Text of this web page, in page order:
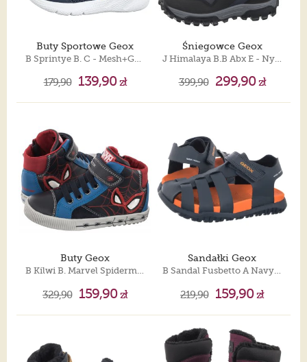
Buty Sportowe Geox
B Sprintye B. C - Mesh+Geobuck Navy/Yellow B454UC 01454 C0657
179,90 139,90zł
Śniegowce Geox
J Himalaya B.B Abx E - Nyl+Dbk Navy J46FRE 0FU50 C4002
399,90 299,90zł
Buty Geox
B Kilwi B. Marvel Spiderman Navy/Royal B26A7C 08554 C4226
329,90 159,90zł
Sandałki Geox
B Sandal Fusbetto A Navy/Orange B556AA 000BC C0820
219,90 159,90zł